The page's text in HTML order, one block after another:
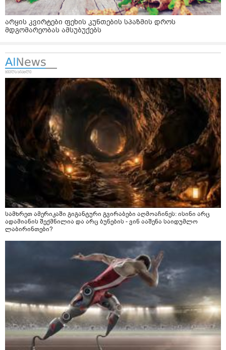
არყის კვირტები ფეხის კუნთების სპაზმის დროს
მდგომარეობას ამსუბუქებს
სამხრეთ ამერიკაში გიგანტური გვირაბები აღმოაჩინეს: ისინი არც
ადამიანის შექმნილია და არც ბუნების - ვინ ააშენა საიდუმლო
ლაბირინთები?